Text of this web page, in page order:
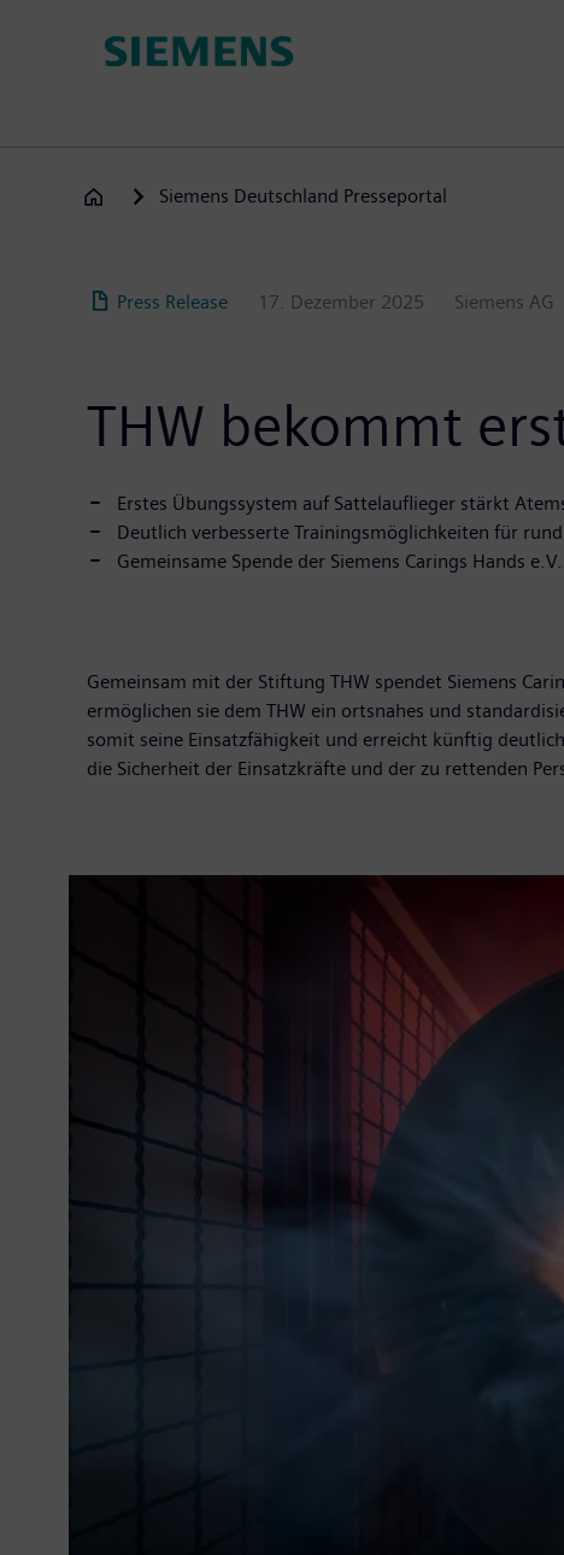
Siemens Deutschland Presseportal
Press Release 17. Dezember 2025 Siemens AG
THW bekommt
Erstes Übungssystem auf Sattelauflieger stärkt
Deutlich verbesserte Trainingsmöglichkeiten für
Gemeinsame Spende der Siemens Carings Hands
Gemeinsam mit der Stiftung THW spendet Siemens
ermöglichen sie dem THW ein ortsnahes und
somit seine Einsatzfähigkeit und erreicht künftig
die Sicherheit der Einsatzkräfte und der zu rettenden